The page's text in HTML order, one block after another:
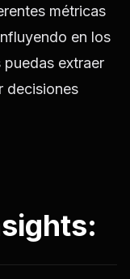
métricas
en los
extraer
decisiones